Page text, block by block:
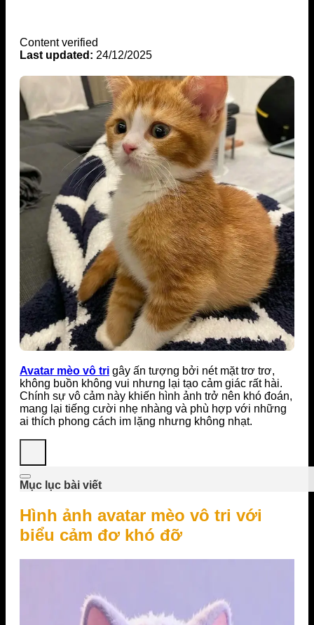
Content verified
Last updated: 24/12/2025
Avatar mèo vô tri gây ấn tượng bởi nét mặt trơ trơ,
không buồn không vui nhưng lại tạo cảm giác rất hài.
Chính sự vô cảm này khiến hình ảnh trở nên khó đoán,
mang lại tiếng cười nhẹ nhàng và phù hợp với những
ai thích phong cách im lặng nhưng không nhạt.
Mục lục bài viết
Hình ảnh avatar mèo vô tri với
biểu cảm đơ khó đỡ